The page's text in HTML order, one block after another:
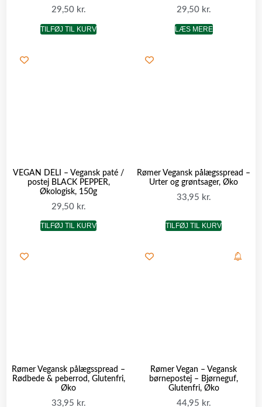
29,50 kr.
TILFØJ TIL KURV
29,50 kr.
LÆS MERE
VEGAN DELI – Vegansk paté /
postej BLACK PEPPER,
Økologisk, 150g
29,50 kr.
TILFØJ TIL KURV
Rømer Vegansk pålægsspread –
Urter og grøntsager, Øko
33,95 kr.
TILFØJ TIL KURV
Rømer Vegansk pålægsspread –
Rødbede & peberrod, Glutenfri,
Øko
33,95 kr.
Rømer Vegan – Vegansk
børnepostej – Bjørneguf,
Glutenfri, Øko
44,95 kr.